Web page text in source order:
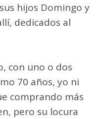
hijos Domingo y
dedicados al
con uno o dos
70 años, yo ni
comprando más
pero su locura